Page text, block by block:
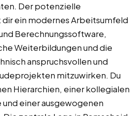
Der potenzielle
ein modernes Arbeitsumfeld
Berechnungssoftware,
Weiterbildungen und die
anspruchsvollen und
mitzuwirken. Du
Hierarchien, einer kollegialen
einer ausgewogenen